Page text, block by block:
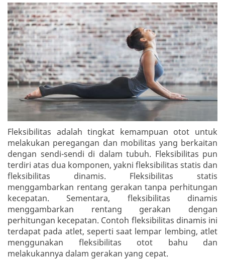
Fleksibilitas adalah tingkat kemampuan otot untuk
melakukan peregangan dan mobilitas yang berkaitan
dengan sendi-sendi di dalam tubuh. Fleksibilitas pun
terdiri atas dua komponen, yakni fleksibilitas statis dan
fleksibilitas dinamis. Fleksibilitas statis
menggambarkan rentang gerakan tanpa perhitungan
kecepatan. Sementara, fleksibilitas dinamis
menggambarkan rentang gerakan dengan
perhitungan kecepatan. Contoh fleksibilitas dinamis ini
terdapat pada atlet, seperti saat lempar lembing, atlet
menggunakan fleksibilitas otot bahu dan
melakukannya dalam gerakan yang cepat.